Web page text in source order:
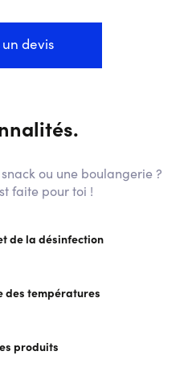
un devis
ou une boulangerie ?
faite pour toi !
de la désinfection
des températures
produits